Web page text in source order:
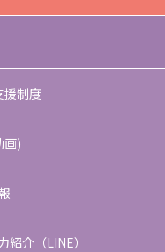
援制度
画)
紹介（LINE）